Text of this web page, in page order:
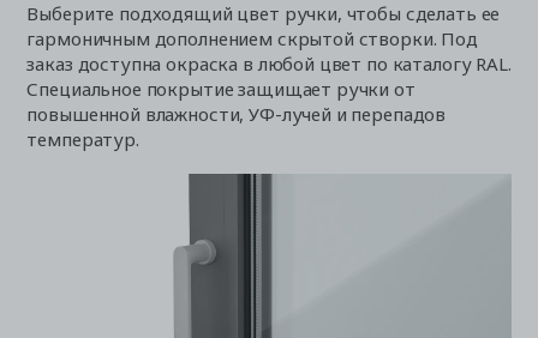
Выберите подходящий цвет ручки, чтобы сделать ее
гармоничным дополнением скрытой створки. Под
заказ доступна окраска в любой цвет по каталогу RAL.
Специальное покрытие защищает ручки от
повышенной влажности, УФ-лучей и перепадов
температур.